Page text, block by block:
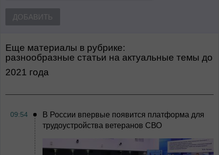
ДОБАВИТЬ
Еще материалы в рубрике:
Разнообразные статьи на актуальные темы до
2021 года
09:54
В России впервые появится платформа для
трудоустройства ветеранов СВО